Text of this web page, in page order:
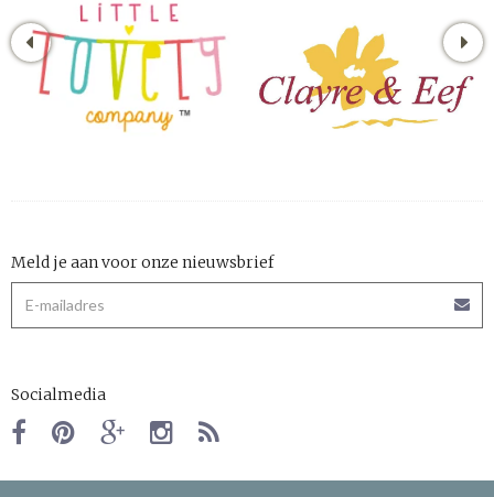
Meld je aan voor onze nieuwsbrief
Socialmedia